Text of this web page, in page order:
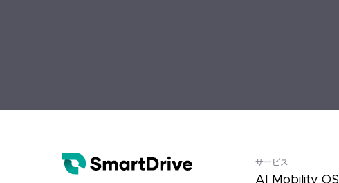
サービス
AI Mobility OS